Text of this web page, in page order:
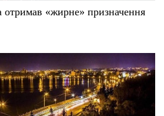
отримав «жирне» призначення